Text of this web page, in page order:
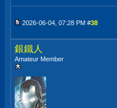
2026-06-04, 07:28 PM #38
銀鐵人
Amateur Member